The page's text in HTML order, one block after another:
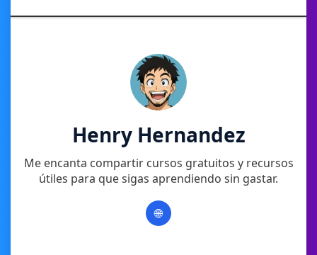
Henry Hernandez
Me encanta compartir cursos gratuitos y recursos
útiles para que sigas aprendiendo sin gastar.
🌐